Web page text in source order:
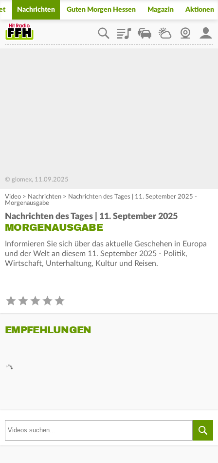
Nachrichten Guten Morgen Hessen Magazin Aktionen
PlaylistStaupilotWetterWebcam
© glomex, 11.09.2025
Video > Nachrichten > Nachrichten des Tages | 11. September 2025 -
Morgenausgabe
Nachrichten des Tages | 11. September 2025
MORGENAUSGABE
Informieren Sie sich über das aktuelle Geschehen in Europa
und der Welt an diesem 11. September 2025 - Politik,
Wirtschaft, Unterhaltung, Kultur und Reisen.
EMPFEHLUNGEN